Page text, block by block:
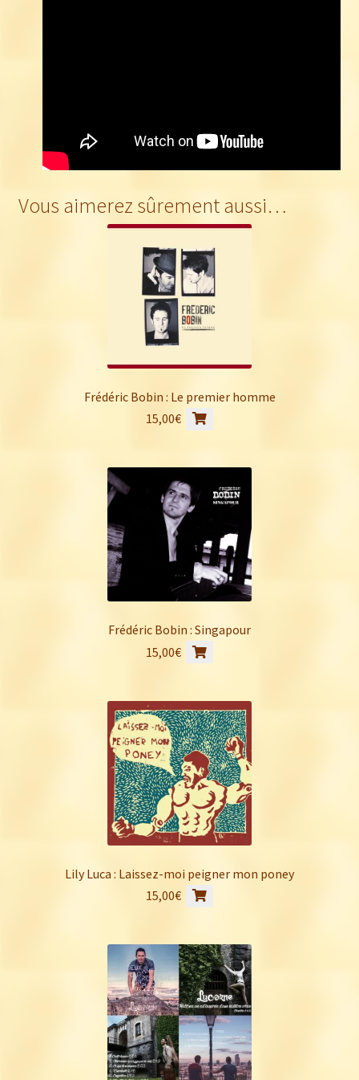
Vous aimerez sûrement aussi…
Frédéric Bobin : Le premier homme
15,00€
Frédéric Bobin : Singapour
15,00€
Lily Luca : Laissez-moi peigner mon poney
15,00€